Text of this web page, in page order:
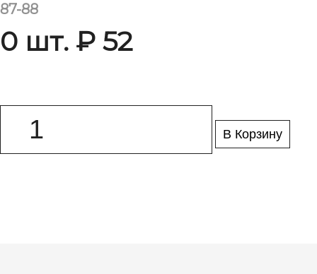
87-88
0 шт. ₽ 52
В Корзину